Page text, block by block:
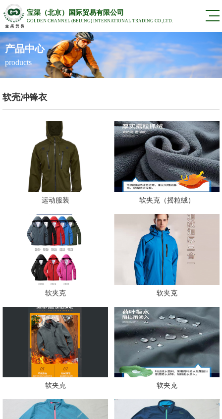
宝渠（北京）国际贸易有限公司
GOLDEN CHANNEL (BEIJING) INTERNATIONAL TRADING CO.,LTD.
产品中心
products
软壳冲锋衣
运动服装 软夹克（摇粒绒）
软夹克 软夹克
软夹克 软夹克